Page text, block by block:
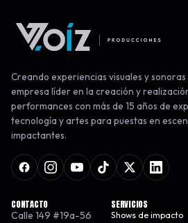
Creando experiencias visuales y
empresa líder en la creación y
performances con más de 15 años de
tecnología y artes para puestas en
impactantes.
CONTACTO
Calle 149 #19a-56
SERVICIOS
Shows de impacto